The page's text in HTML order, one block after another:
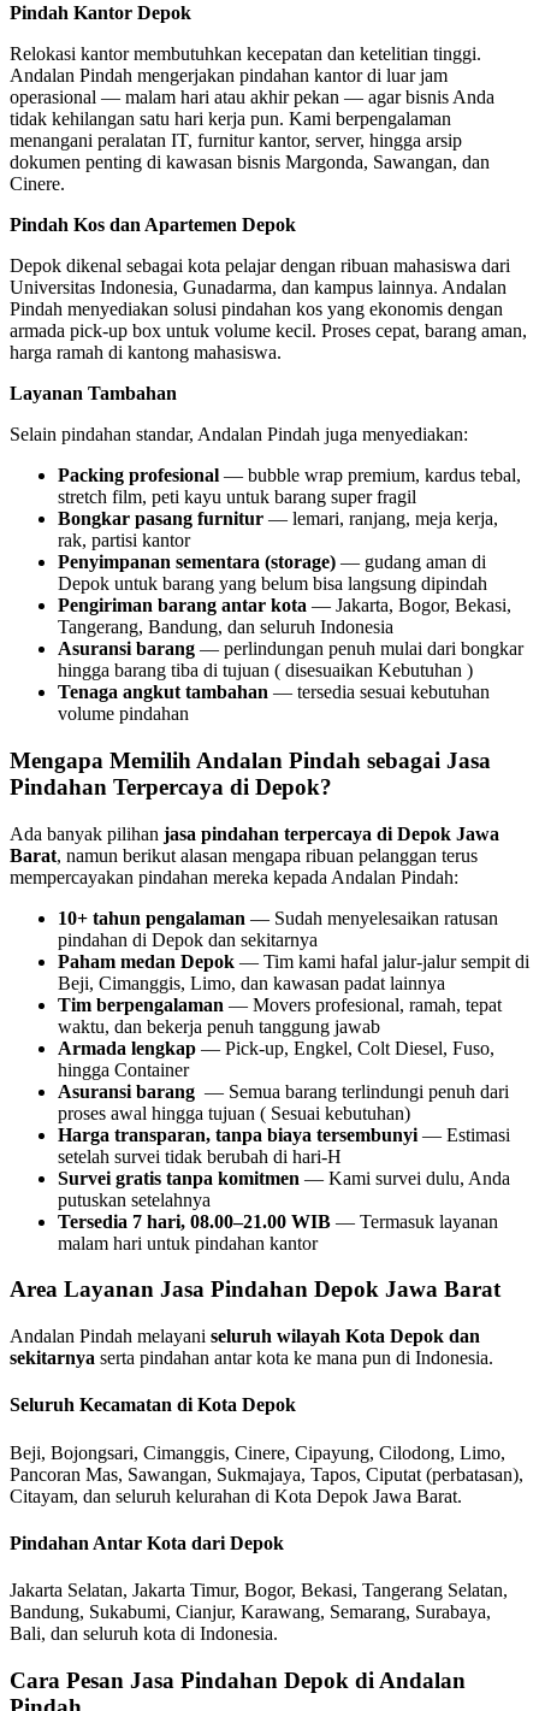
Pindah Kantor Depok
Relokasi kantor membutuhkan kecepatan dan ketelitian tinggi.
Andalan Pindah mengerjakan pindahan kantor di luar jam
operasional — malam hari atau akhir pekan — agar bisnis Anda
tidak kehilangan satu hari kerja pun. Kami berpengalaman
menangani peralatan IT, furnitur kantor, server, hingga arsip
dokumen penting di kawasan bisnis Margonda, Sawangan, dan
Cinere.
Pindah Kos dan Apartemen Depok
Depok dikenal sebagai kota pelajar dengan ribuan mahasiswa dari
Universitas Indonesia, Gunadarma, dan kampus lainnya. Andalan
Pindah menyediakan solusi pindahan kos yang ekonomis dengan
armada pick-up box untuk volume kecil. Proses cepat, barang aman,
harga ramah di kantong mahasiswa.
Layanan Tambahan
Selain pindahan standar, Andalan Pindah juga menyediakan:
Packing profesional — bubble wrap premium, kardus tebal,
stretch film, peti kayu untuk barang super fragil
Bongkar pasang furnitur — lemari, ranjang, meja kerja,
rak, partisi kantor
Penyimpanan sementara (storage) — gudang aman di
Depok untuk barang yang belum bisa langsung dipindah
Pengiriman barang antar kota — Jakarta, Bogor, Bekasi,
Tangerang, Bandung, dan seluruh Indonesia
Asuransi barang — perlindungan penuh mulai dari bongkar
hingga barang tiba di tujuan ( disesuaikan Kebutuhan )
Tenaga angkut tambahan — tersedia sesuai kebutuhan
volume pindahan
Mengapa Memilih Andalan Pindah sebagai Jasa
Pindahan Terpercaya di Depok?
Ada banyak pilihan jasa pindahan terpercaya di Depok Jawa
Barat, namun berikut alasan mengapa ribuan pelanggan terus
mempercayakan pindahan mereka kepada Andalan Pindah:
10+ tahun pengalaman — Sudah menyelesaikan ratusan
pindahan di Depok dan sekitarnya
Paham medan Depok — Tim kami hafal jalur-jalur sempit di
Beji, Cimanggis, Limo, dan kawasan padat lainnya
Tim berpengalaman — Movers profesional, ramah, tepat
waktu, dan bekerja penuh tanggung jawab
Armada lengkap — Pick-up, Engkel, Colt Diesel, Fuso,
hingga Container
Asuransi barang — Semua barang terlindungi penuh dari
proses awal hingga tujuan ( Sesuai kebutuhan)
Harga transparan, tanpa biaya tersembunyi — Estimasi
setelah survei tidak berubah di hari-H
Survei gratis tanpa komitmen — Kami survei dulu, Anda
putuskan setelahnya
Tersedia 7 hari, 08.00–21.00 WIB — Termasuk layanan
malam hari untuk pindahan kantor
Area Layanan Jasa Pindahan Depok Jawa Barat
Andalan Pindah melayani seluruh wilayah Kota Depok dan
sekitarnya serta pindahan antar kota ke mana pun di Indonesia.
Seluruh Kecamatan di Kota Depok
Beji, Bojongsari, Cimanggis, Cinere, Cipayung, Cilodong, Limo,
Pancoran Mas, Sawangan, Sukmajaya, Tapos, Ciputat (perbatasan),
Citayam, dan seluruh kelurahan di Kota Depok Jawa Barat.
Pindahan Antar Kota dari Depok
Jakarta Selatan, Jakarta Timur, Bogor, Bekasi, Tangerang Selatan,
Bandung, Sukabumi, Cianjur, Karawang, Semarang, Surabaya,
Bali, dan seluruh kota di Indonesia.
Cara Pesan Jasa Pindahan Depok di Andalan